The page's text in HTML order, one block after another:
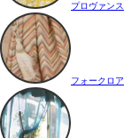
プロヴァンス
フォークロア